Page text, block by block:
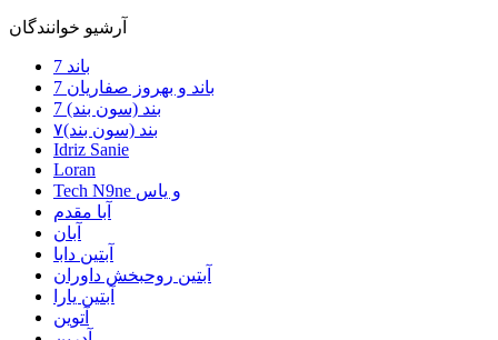
آرشیو خوانندگان
7 باند
7 باند و بهروز صفاریان
7 بند (سون بند)
۷بند (سون بند)
Idriz Sanie
Loran
Tech N9ne و یاس
آبا مقدم
آبان
آبتین دابا
آبتین روحبخش داوران
آبتین یارا
آتوین